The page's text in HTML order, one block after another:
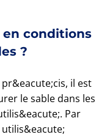
en conditions
?
il est
le sable dans les
Par